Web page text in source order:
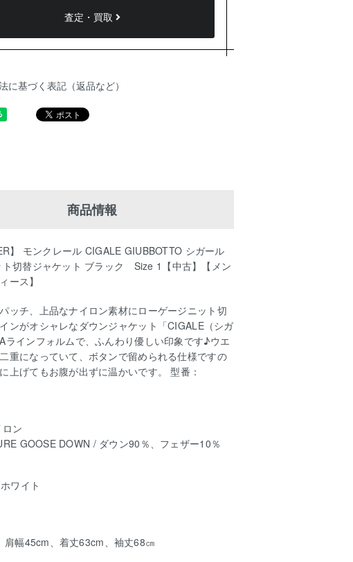
査定・買取
に基づく表記（返品など）
商品情報
】 モンクレール CIGALE GIUBBOTTO シガール
ト切替ジャケット ブラック Size 1【中古】【メン
ース】
ッチ、上品なナイロン素材にローゲージニット切
ンがオシャレなダウンジャケット「CIGALE（シガ
ラインフォルムで、ふんわり優しい印象です♪ウエ
重になっていて、ボタンで留められる仕様ですの
上げてもお腹が出ずに温かいです。 型番：
ン
GOOSE DOWN / ダウン90％、フェザー10％
ワイト
肩幅45cm、着丈63cm、袖丈68㎝